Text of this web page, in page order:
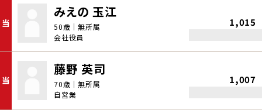
当
みえの 玉江
50歳｜無所属
会社役員
1,015
当
藤野 英司
70歳｜無所属
自営業
1,007